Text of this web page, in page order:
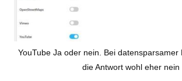
YouTube Ja oder nein. Bei datensparsamer
die Antwort wohl eher nein